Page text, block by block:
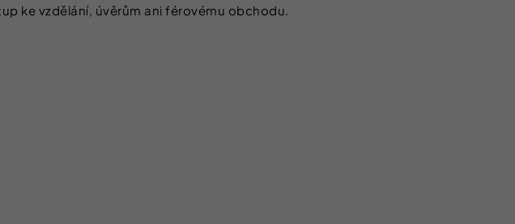
ke vzdělání, úvěrům ani férovému obchodu.